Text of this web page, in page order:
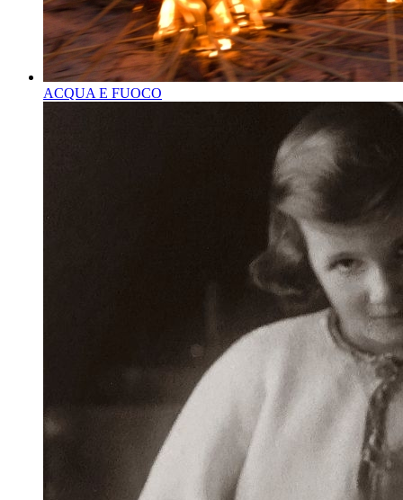
ACQUA E FUOCO